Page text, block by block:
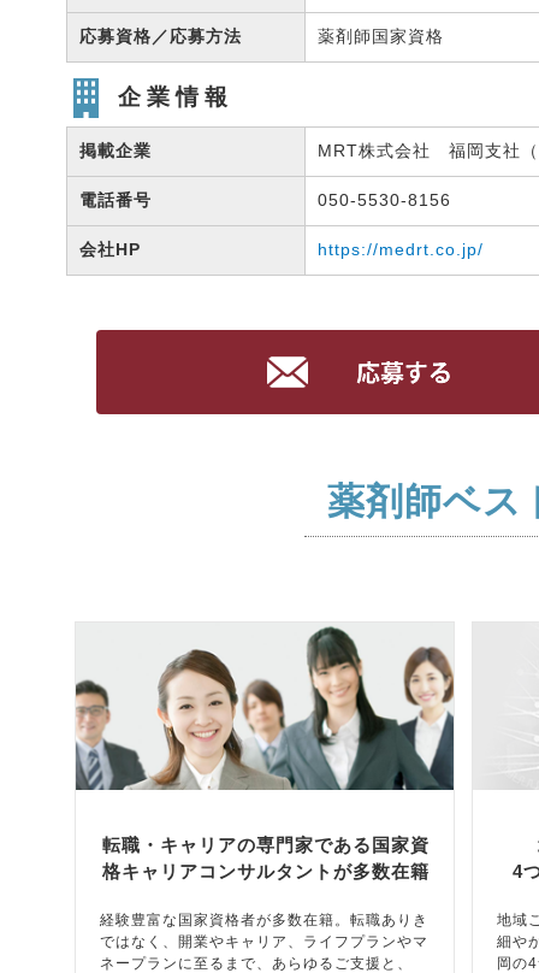
応募資格／応募方法 薬剤師国家資格
企業情報
掲載企業 MRT株式会社 福岡支社
電話番号 050-5530-8156
会社HP https://medrt.co.jp/
薬剤師ベス
転職・キャリアの専門家である国家資
格キャリアコンサルタントが多数在籍
経験豊富な国家資格者が多数在籍。転職ありき
ではなく、開業やキャリア、ライフプランやマ
ネープランに至るまで、あらゆるご支援と、
4
地域
細や
岡の